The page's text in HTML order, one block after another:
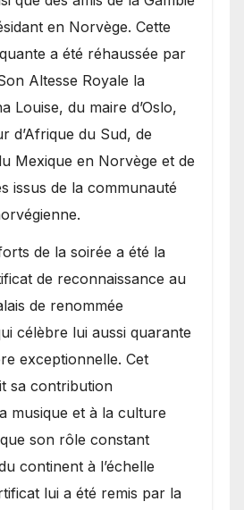
en Norvège. Cette
a été réhaussée par
Altesse Royale la
Louise, du maire d’Oslo,
d’Afrique du Sud, de
Mexique en Norvège et de
issus de la communauté
de la soirée a été la
de reconnaissance au
de renommée
célèbre lui aussi quarante
exceptionnelle. Cet
sa contribution
musique et à la culture
son rôle constant
continent à l’échelle
lui a été remis par la